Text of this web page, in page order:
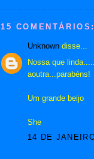
15 COMENTÁRIOS:
Unknown disse...
Nossa que
aoutra...parabéns!
Um grande beijo
She
14 DE